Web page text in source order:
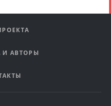
И АВТОРЫ